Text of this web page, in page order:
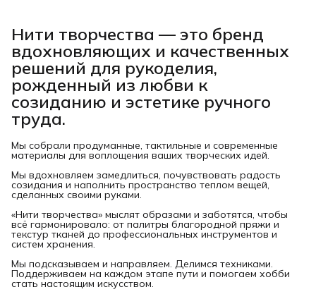
Нити творчества — это бренд
вдохновляющих и качественных
решений для рукоделия,
рожденный из любви к
созиданию и эстетике ручного
труда.
Мы собрали продуманные, тактильные и современные
материалы для воплощения ваших творческих идей.
Мы вдохновляем замедлиться, почувствовать радость
созидания и наполнить пространство теплом вещей,
сделанных своими руками.
«Нити творчества» мыслят образами и заботятся, чтобы
всё гармонировало: от палитры благородной пряжи и
текстур тканей до профессиональных инструментов и
систем хранения.
Мы подсказываем и направляем. Делимся техниками.
Поддерживаем на каждом этапе пути и помогаем хобби
стать настоящим искусством.